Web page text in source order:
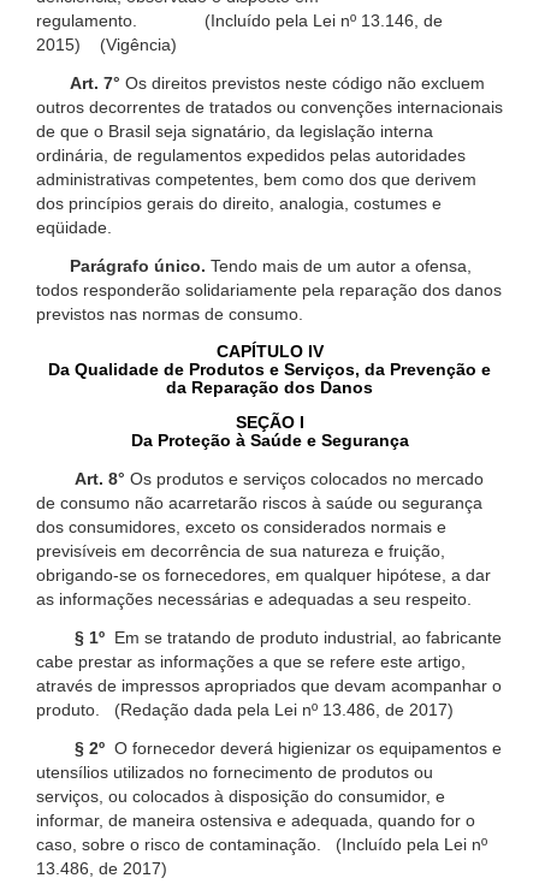
regulamento. (Incluído pela Lei nº 13.146, de
2015) (Vigência)
Art. 7° Os direitos previstos neste código não excluem
outros decorrentes de tratados ou convenções internacionais
de que o Brasil seja signatário, da legislação interna
ordinária, de regulamentos expedidos pelas autoridades
administrativas competentes, bem como dos que derivem
dos princípios gerais do direito, analogia, costumes e
eqüidade.
Parágrafo único. Tendo mais de um autor a ofensa,
todos responderão solidariamente pela reparação dos danos
previstos nas normas de consumo.
CAPÍTULO IV
Da Qualidade de Produtos e Serviços, da Prevenção e
da Reparação dos Danos
SEÇÃO I
Da Proteção à Saúde e Segurança
Art. 8° Os produtos e serviços colocados no mercado
de consumo não acarretarão riscos à saúde ou segurança
dos consumidores, exceto os considerados normais e
previsíveis em decorrência de sua natureza e fruição,
obrigando-se os fornecedores, em qualquer hipótese, a dar
as informações necessárias e adequadas a seu respeito.
§ 1º Em se tratando de produto industrial, ao fabricante
cabe prestar as informações a que se refere este artigo,
através de impressos apropriados que devam acompanhar o
produto. (Redação dada pela Lei nº 13.486, de 2017)
§ 2º O fornecedor deverá higienizar os equipamentos e
utensílios utilizados no fornecimento de produtos ou
serviços, ou colocados à disposição do consumidor, e
informar, de maneira ostensiva e adequada, quando for o
caso, sobre o risco de contaminação. (Incluído pela Lei nº
13.486, de 2017)